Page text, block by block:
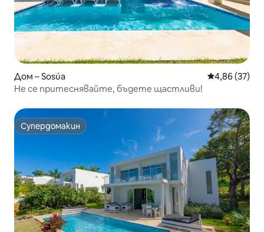
Дом – Sosúa Средна
4,86 (37)
Не се притеснявайте, бъдете щастливи!
Супердомакин
Супердомакин